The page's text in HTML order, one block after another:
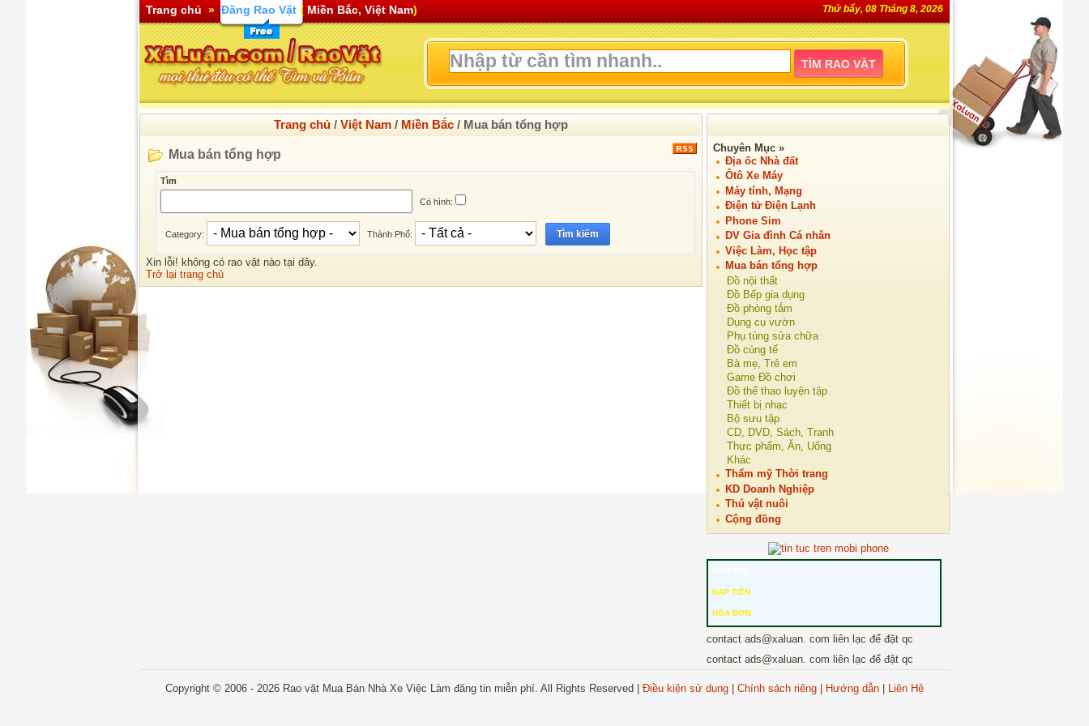
Trang chủ » Đăng Rao Vặt ( Miền Bắc, Việt Nam) Thứ bẩy, 08 Tháng 8, 2026
Trang chủ / Việt Nam / Miền Bắc / Mua bán tổng hợp
Mua bán tổng hợp
Tìm
Có hình:
Category: Thành Phố: Tìm kiếm
Xin lỗi! không có rao vặt nào tại dây.
Trở lại trang chủ
Chuyên Mục »
Địa ốc Nhà đất
Ôtô Xe Máy
Máy tính, Mạng
Điện tử Điện Lạnh
Phone Sim
DV Gia đình Cá nhân
Việc Làm, Học tập
Mua bán tổng hợp
Đồ nội thất
Đồ Bếp gia dụng
Đồ phòng tắm
Dụng cụ vườn
Phụ tùng sửa chữa
Đồ cúng tế
Bà mẹ, Trẻ em
Game Đồ chơi
Đồ thể thao luyện tập
Thiết bị nhạc
Bộ sưu tập
CD, DVD, Sách, Tranh
Thực phẩm, Ăn, Uống
Khác
Thẩm mỹ Thời trang
KD Doanh Nghiệp
Thú vật nuôi
Cộng đồng
NẠP TIỀN
HÓA ĐƠN
contact ads@xaluan. com liên lạc để đặt qc
contact ads@xaluan. com liên lạc để đặt qc
Copyright © 2006 - 2026 Rao vặt Mua Bán Nhà Xe Việc Làm đăng tin miễn phí. All Rights Reserved | Điều kiện sử dụng Chính sách riêng Hướng dẫn Liên Hệ